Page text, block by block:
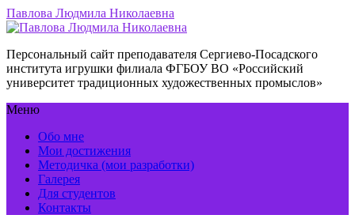
Павлова Людмила Николаевна
Персональный сайт преподавателя Сергиево-Посадского
института игрушки филиала ФГБОУ ВО «Российский
университет традиционных художественных промыслов»
Меню
Обо мне
Мои достижения
Методичка (мои разработки)
Галерея
Для студентов
Контакты